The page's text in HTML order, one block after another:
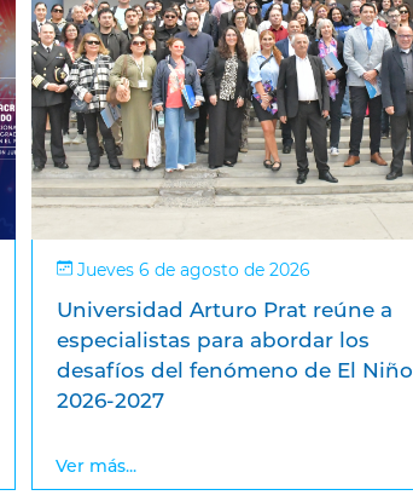
Jueves 6 de agosto de 2026
Universidad Arturo Prat reúne a
especialistas para abordar los
desafíos del fenómeno de El Niño
2026-2027
Ver más...